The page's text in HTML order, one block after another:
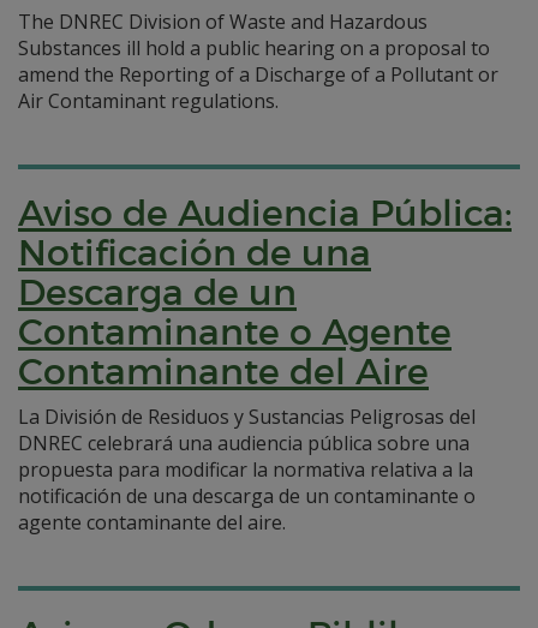
The DNREC Division of Waste and Hazardous
Substances ill hold a public hearing on a proposal to
amend the Reporting of a Discharge of a Pollutant or
Air Contaminant regulations.
Aviso de Audiencia Pública:
Notificación de una
Descarga de un
Contaminante o Agente
Contaminante del Aire
La División de Residuos y Sustancias Peligrosas del
DNREC celebrará una audiencia pública sobre una
propuesta para modificar la normativa relativa a la
notificación de una descarga de un contaminante o
agente contaminante del aire.